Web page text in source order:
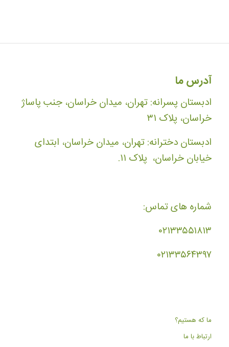
آدرس ما
ادبستان پسرانه: تهران، میدان خراسان، جنب پاساژ
خراسان، پلاک ۳۱
ادبستان دخترانه: تهران، میدان خراسان، ابتدای
خیابان خراسان، پلاک ۱۱.
شماره های تماس:
۰۲۱۳۳۵۵۱۸۱۳
۰۲۱۳۳۵۶۴۳۹۷
ما که هستیم؟
ارتباط با ما